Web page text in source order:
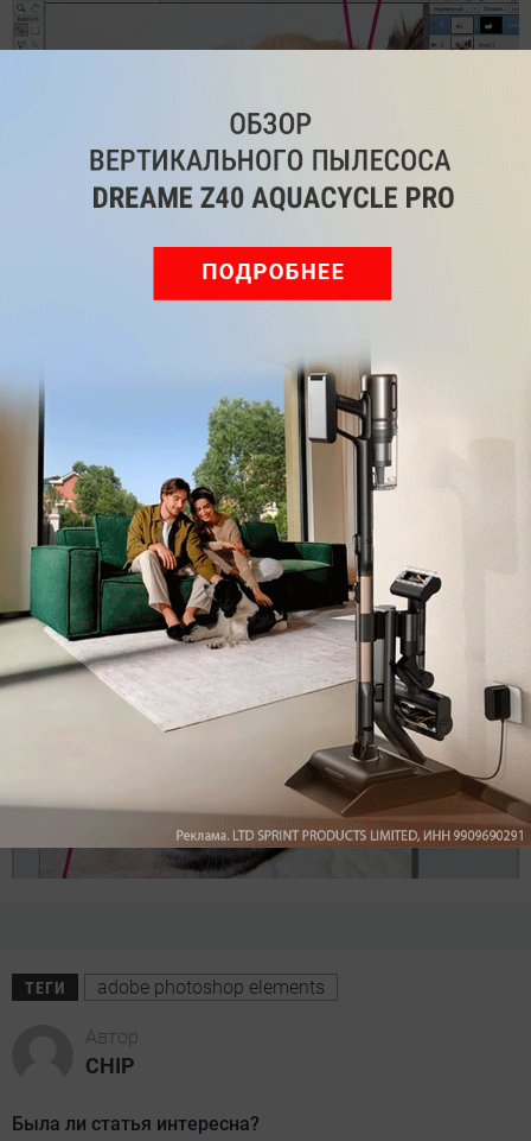
6 ПРИМЕНЯЕМ ГРАДИЕНТПосле того как вы
щелкните левой кнопкой мыши по маске,
удерживая клавишу «Ctrl». К созданному таким
образом выделению примените коррекцию
«Осветление» из списка фильтров в верхней части
на панели слоев. Участок станет светлее и будет
отлично сочетаться с окружением.
ТЕГИ adobe photoshop elements
Автор
CHIP
Была ли статья интересна?